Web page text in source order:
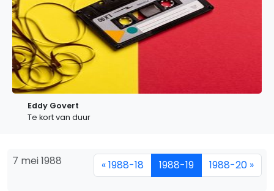
Eddy Govert
Te kort van duur
7 mei 1988 « 1988-18 1988-19 1988-20 »